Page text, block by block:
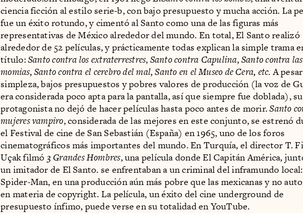
ciencia ficción al estilo serie-b, con bajo presupuesto y mucha acción. La
fue un éxito rotundo, y cimentó al Santo como una de las figuras más
representativas de México alrededor del mundo. En total, El Santo realizó
alrededor de 52 películas, y prácticamente todas explican la simple trama
título:Santo contra los extraterrestres, Santo contra Capulina, Santo contra las
momias, Santo contra el cerebro del mal, Santo en el Museo de Cera, etc. A
simpleza, bajos presupuestos y pobres valores de producción (la voz de
era considerada poco apta para la pantalla, así que siempre fue doblada), su
protagonista no dejó de hacer películas hasta poco antes de morir.Santo
mujeres vampiro, considerada de las mejores en este conjunto, se estrenó
el Festival de cine de San Sebastián (España) en 1965, uno de los foros
cinematográficos más importantes del mundo. En Turquía, el director T.
Uçak filmó 3 Grandes Hombres, una película donde El Capitán América,
un imitador de El Santo. se enfrentaban a un criminal del inframundo local:
Spider-Man, en una producción aún más pobre que las mexicanas y no
en materia de copyright. La película, un éxito del cine underground de
presupuesto ínfimo, puede verse en su totalidad en YouTube.